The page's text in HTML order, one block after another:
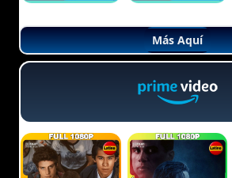
Más Aquí